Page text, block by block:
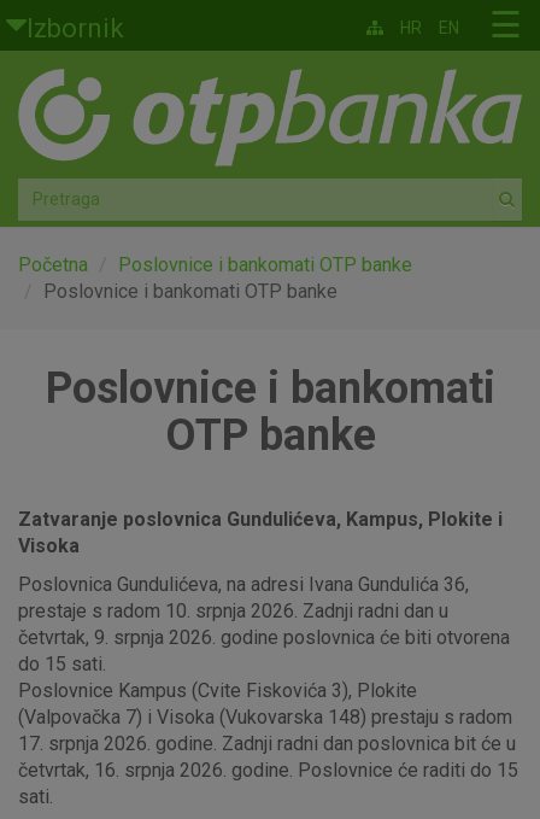
Skoči na glavni sadržaj
Izbornik
Građani
Privatno bankarstvo
Agro
Mala poduzeća i obrtnici
Globalna tržišta
☰
HR EN
Početna
Poslovnice i bankomati OTP banke
Poslovnice i bankomati OTP banke
Poslovnice i bankomati
OTP banke
Zatvaranje poslovnica Gundulićeva, Kampus, Plokite i
Visoka
Poslovnica Gundulićeva, na adresi Ivana Gundulića 36,
prestaje s radom 10. srpnja 2026. Zadnji radni dan u
četvrtak, 9. srpnja 2026. godine poslovnica će biti otvorena
do 15 sati.
Poslovnice Kampus (Cvite Fiskovića 3), Plokite
(Valpovačka 7) i Visoka (Vukovarska 148) prestaju s radom
17. srpnja 2026. godine. Zadnji radni dan poslovnica bit će u
četvrtak, 16. srpnja 2026. godine. Poslovnice će raditi do 15
sati.